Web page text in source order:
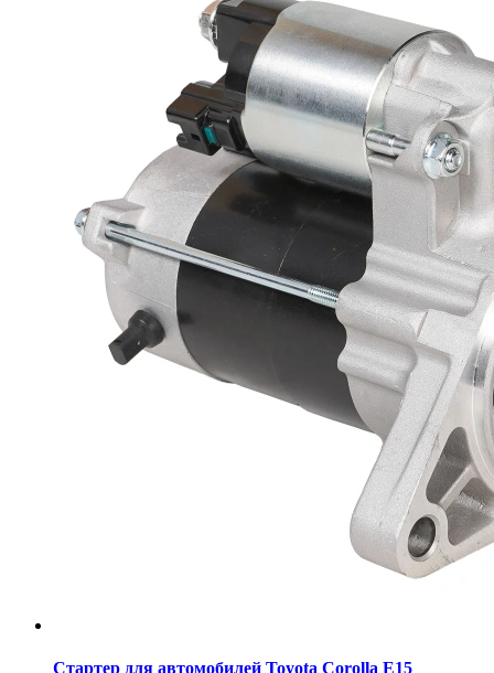
Стартер для автомобилей Toyota Corolla E15